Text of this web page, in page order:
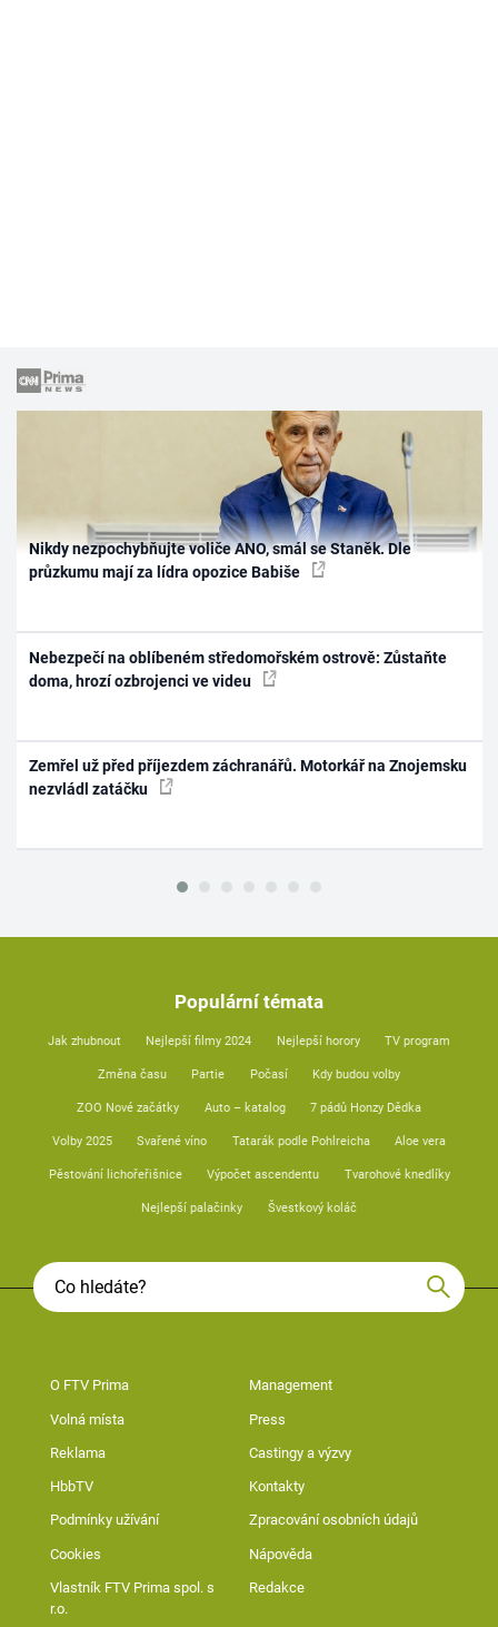
Nikdy nezpochybňujte voliče ANO, smál se Staněk. Dle
průzkumu mají za lídra opozice Babiše
Nebezpečí na oblíbeném středomořském ostrově: Zůstaňte
doma, hrozí ozbrojenci ve videu
Zemřel už před příjezdem záchranářů. Motorkář na Znojemsku
nezvládl zatáčku
Populární témata
Jak zhubnout Nejlepší filmy 2024 Nejlepší horory TV program
Změna času Partie Počasí Kdy budou volby
ZOO Nové začátky Auto – katalog 7 pádů Honzy Dědka
Volby 2025 Svařené víno Tatarák podle Pohlreicha Aloe vera
Pěstování lichořeřišnice Výpočet ascendentu Tvarohové knedlíky
Nejlepší palačinky Švestkový koláč
O FTV Prima Management
Volná místa Press
Reklama Castingy a výzvy
HbbTV Kontakty
Podmínky užívání Zpracování osobních údajů
Cookies Nápověda
Vlastník FTV Prima spol. s
r.o.
Redakce